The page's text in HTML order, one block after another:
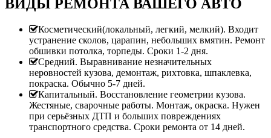
ВИДЫ РЕМОНТА ВАШЕГО АВТО
Косметический(локальный, легкий, мелкий). Входит
устранение сколов, царапин, небольших вмятин. Ремонт
обшивки потолка, торпеды. Сроки 1-2 дня.
Средний. Выравнивание незначительных
неровностей кузова, демонтаж, рихтовка, шпаклевка,
покраска. Обычно 5-7 дней.
Капитальный. Восстановление геометрии кузова.
Жестяные, сварочные работы. Монтаж, окраска. Нужен
при серьёзных ДТП и больших повреждениях
транспортного средства. Сроки ремонта от 14 дней.